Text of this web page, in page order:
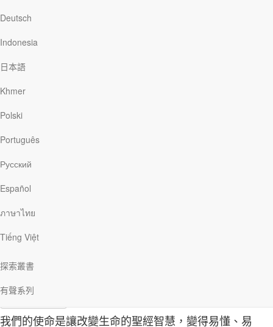
Deutsch
Indonesia
日本語
Khmer
Polski
Português
Русский
Español
ภาษาไทย
Tiếng Việt
探索叢書
有聲系列
odb@odb.org
現在就訂閱！透過電郵收到靈命日糧每日靈修文章
Name
Last
(required)
Please provide your last name.
(required)
每一天透過電郵發送靈命日糧給我
註冊電子郵件
我們的使命是讓改變生命的聖經智慧，變得易懂、易